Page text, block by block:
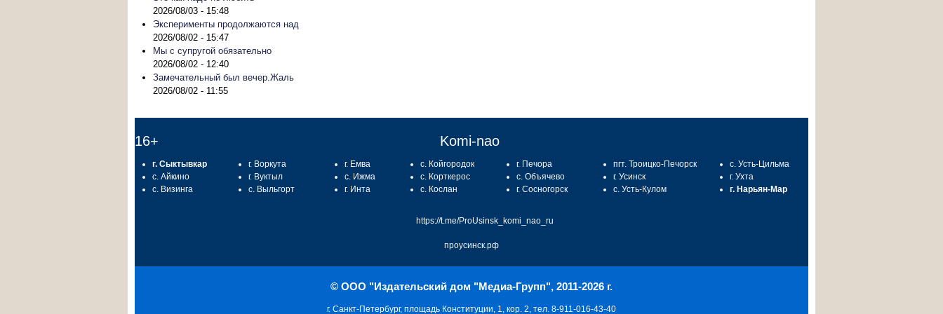
2026/08/03 - 15:48
Эксперименты продолжаются над
2026/08/02 - 15:47
Мы с супругой обязательно
2026/08/02 - 12:40
Замечательный был вечер.Жаль
2026/08/02 - 11:55
16+ Komi-nao
г. Сыктывкар
с. Айкино
с. Визинга
г. Воркута
г. Вуктыл
с. Выльгорт
г. Емва
с. Ижма
г. Инта
с. Койгородок
с. Корткерос
с. Кослан
г. Печора
с. Объячево
г. Сосногорск
пгт. Троицко-Печорск
г. Усинск
с. Усть-Кулом
с. Усть-Цильма
г. Ухта
г. Нарьян-Мар
https://t.me/ProUsinsk_komi_nao_ru
проусинск.рф
© ООО "Издательский дом "Медиа-Групп", 2011-2026 г.
г. Санкт-Петербург, площадь Конституции, 1, кор. 2, тел. 8-911-016-43-40